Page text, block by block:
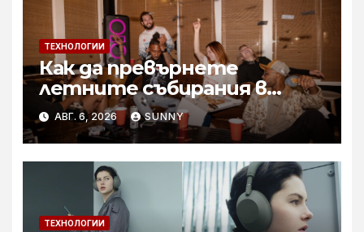
ТЕХНОЛОГИИ
Как да превърнете
летните събирания в
купон с караоке система
АВГ. 6, 2026 SUNNY
ТЕХНОЛОГИИ